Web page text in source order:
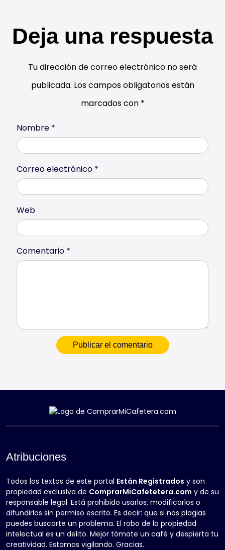
Deja una respuesta
Tu dirección de correo electrónico no será
publicada. Los campos obligatorios están
marcados con *
Comentario *
Nombre *
Correo electrónico *
Web
Atribuciones
Todos los textos de este portal Están Registrados y son
propiedad exclusiva de ComprarMiCafetetera.com y de su
responsable legal. Está prohibido usarlos, modificarlos o
difundirlos sin permiso escrito. Es decir: que si nos plagias
puedes buscarte un problema. El robo de la propiedad
intelectual es un delito. Mejor tómate un café y despierta tu
creatividad. Estamos vigilando. Gracias.